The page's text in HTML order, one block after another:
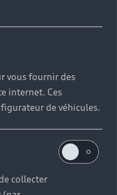
vous fournir des
internet. Ces
de véhicules.
collecter